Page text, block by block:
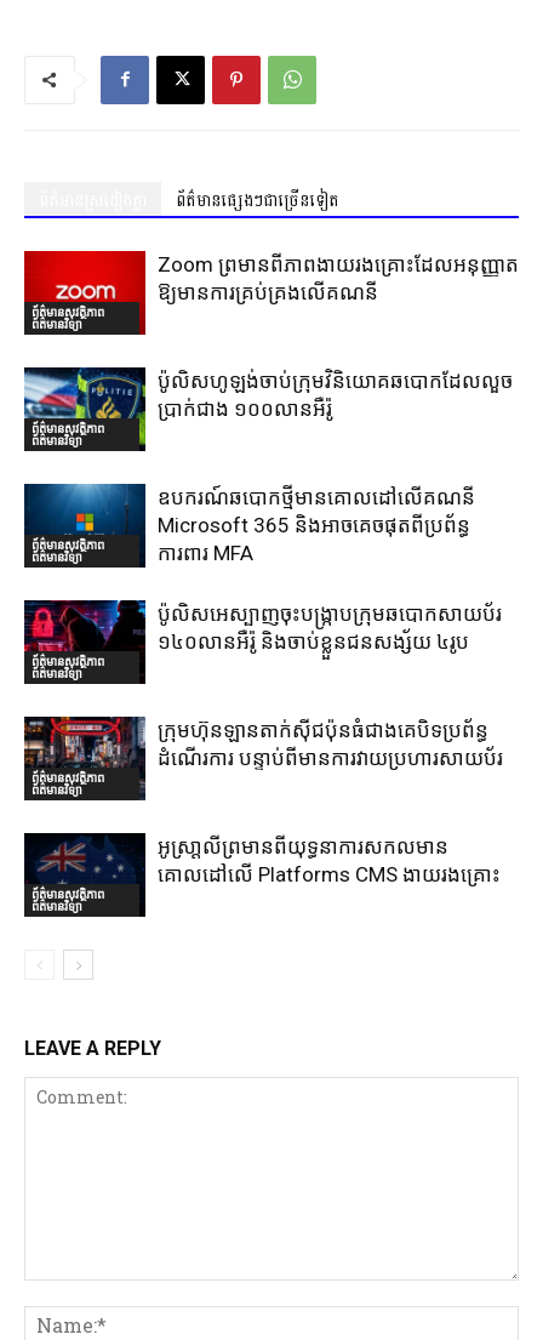
ព័ត៌មានផ្សេងៗជាច្រើនទៀត
ព័ត៌មានសុវត្ថិភាព
ព័ត៌មានវិទ្យា
Zoom ព្រមានពីភាពងាយរងគ្រោះដែលអនុញ្ញាត
ឱ្យមានការគ្រប់គ្រងលើគណនី
ព័ត៌មានសុវត្ថិភាព
ព័ត៌មានវិទ្យា
ប៉ូលិសហូឡង់ចាប់ក្រុមវិនិយោគឆបោកដែលលួច
ប្រាក់ជាង ១០០លានអឺរ៉ូ
ព័ត៌មានសុវត្ថិភាព
ព័ត៌មានវិទ្យា
ឧបករណ៍ឆបោកថ្មីមានគោលដៅលើគណនី
Microsoft 365 និងអាចគេចផុតពីប្រព័ន្ធ
ការពារ MFA
ព័ត៌មានសុវត្ថិភាព
ព័ត៌មានវិទ្យា
ប៉ូលិសអេស្បាញចុះបង្រ្កាបក្រុមឆបោកសាយប័រ
១៤០លានអឺរ៉ូ និងចាប់ខ្លួនជនសង្ស័យ ៤រូប
ព័ត៌មានសុវត្ថិភាព
ព័ត៌មានវិទ្យា
ក្រុមហ៊ុនឡានតាក់ស៊ីជប៉ុនធំជាងគេបិទប្រព័ន្ធ
ដំណើរការ បន្ទាប់ពីមានការវាយប្រហារសាយប័រ
ព័ត៌មានសុវត្ថិភាព
ព័ត៌មានវិទ្យា
អូស្រា្តលីព្រមានពីយុទ្ធនាការសកលមាន
គោលដៅលើ Platforms CMS ងាយរងគ្រោះ
LEAVE A REPLY